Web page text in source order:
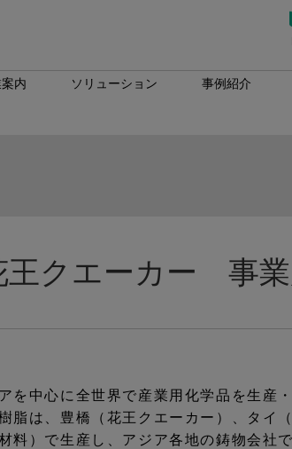
内 ソリューション 事例紹介
王クエーカー 事業
を中心に全世界で産業用化学品を生産
脂は、豊橋（花王クエーカー）、タイ
料）で生産し、アジア各地の鋳物会社